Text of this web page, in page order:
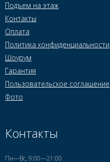
Подъем на этаж
Контакты
Оплата
Политика конфиденциальности
Шоурум
Гарантия
Пользовательское соглашение
Фото
Контакты
Пн—Вс, 9:00—21:00